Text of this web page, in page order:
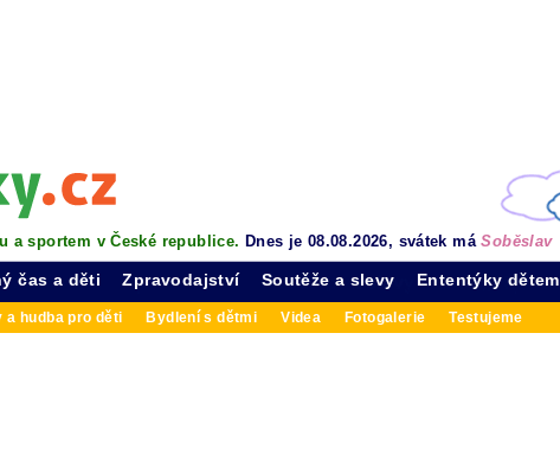
a sportem v České republice. Dnes je 08.08.2026, svátek máSoběslav
čas a děti Zpravodajství
a hudba pro děti Bydlení s dětmi Videa Fotogalerie Testujeme
Soutěže a slevy Ententýky dětem